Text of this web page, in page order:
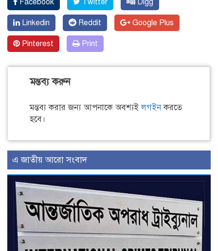
Facebook Twitter Digg
Linkedin Reddit Google Plus
Pinterest Print
মন্তব্য করুন
মন্তব্য করার জন্য আপনাকে অবশ্যইলগইনকরতে
হবে।
এ জাতীয় আরো সংবাদ